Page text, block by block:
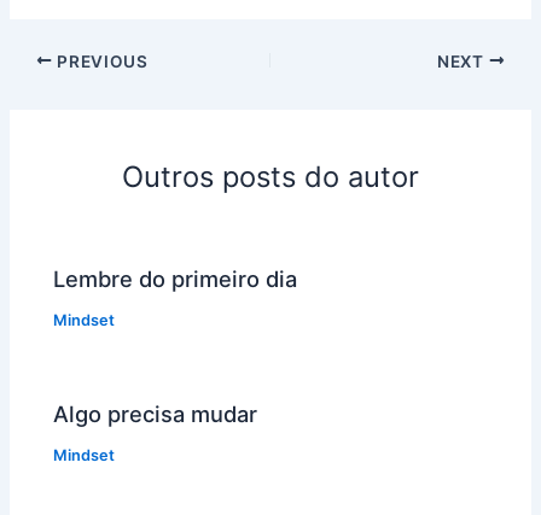
PREVIOUS NEXT
Outros posts do autor
Lembre do primeiro dia
Mindset
Algo precisa mudar
Mindset